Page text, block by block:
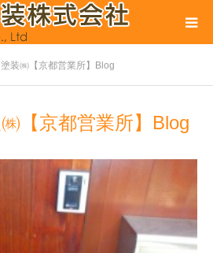
装㈱【京都営業所】Blog
【京都営業所】Blog